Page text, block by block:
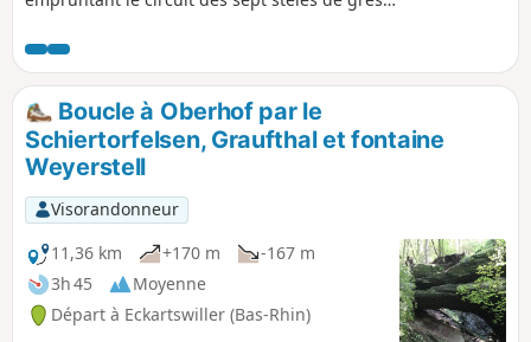
À l'aller, passage devant le Rocher de la Bande
Noire et, au retour, par la Grotte des
Amoureux .
Boucle à Oberhof par le
Schiertorfelsen, Graufthal et fontaine
Weyerstell
Visorandonneur
11,36 km
+170 m
-167 m
3h 45
Moyenne
Départ à Eckartswiller (Bas-Rhin)